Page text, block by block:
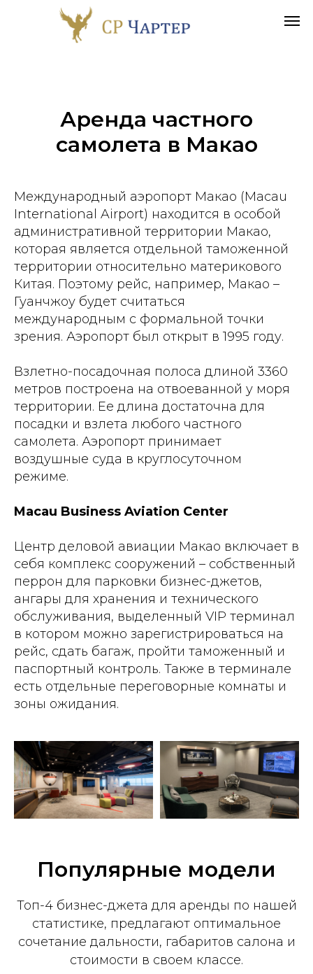
Аренда частного
самолета в Макао
Международный аэропорт Макао (Macau
International Airport) находится в особой
административной территории Макао,
которая является отдельной таможенной
территории относительно материкового
Китая. Поэтому рейс, например, Макао –
Гуанчжоу будет считаться
международным с формальной точки
зрения. Аэропорт был открыт в 1995 году.
Взлетно-посадочная полоса длиной 3360
метров построена на отвоеванной у моря
территории. Ее длина достаточна для
посадки и взлета любого частного
самолета. Аэропорт принимает
воздушные суда в круглосуточном
режиме.
Macau Business Aviation Center
Центр деловой авиации Макао включает в
себя комплекс сооружений – собственный
перрон для парковки бизнес-джетов,
ангары для хранения и технического
обслуживания, выделенный VIP терминал
в котором можно зарегистрироваться на
рейс, сдать багаж, пройти таможенный и
паспортный контроль. Также в терминале
есть отдельные переговорные комнаты и
зоны ожидания.
Популярные модели
Топ-4 бизнес-джета для аренды по нашей
статистике, предлагают оптимальное
сочетание дальности, габаритов салона и
стоимости в своем классе.